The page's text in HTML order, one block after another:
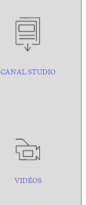
CANAL STUDIO
VIDÉOS